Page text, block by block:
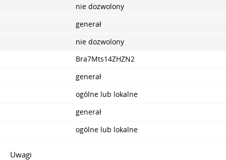
nie dozwolony
generał
nie dozwolony
Bra7Mts14ZHZN2
generał
ogólne lub lokalne
generał
ogólne lub lokalne
Uwagi